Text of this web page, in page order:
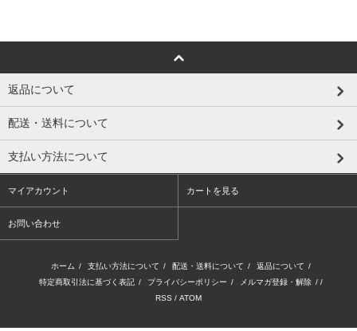
返品について
配送・送料について
支払い方法について
マイアカウント カートを見る
お問い合わせ
ホーム / 支払い方法について / 配送・送料について / 返品について /
特定商取引法に基づく表記 / プライバシーポリシー / メルマガ登録・解除 / /
RSS / ATOM